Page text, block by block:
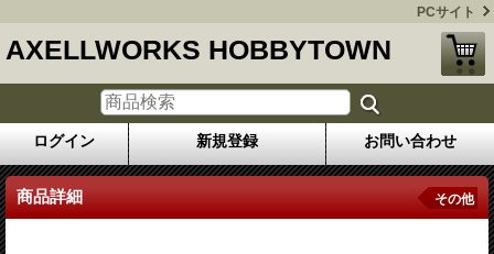
PCサイト
AXELLWORKS HOBBYTOWN
ログイン 新規登録 お問い合わせ
商品詳細 その他